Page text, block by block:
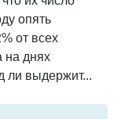
опять
от всех
на днях
ли выдержит...